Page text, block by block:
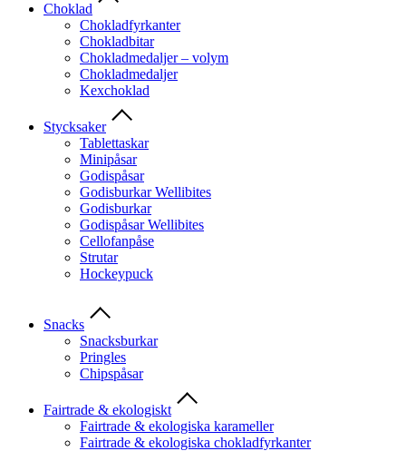
Choklad
Chokladfyrkanter
Chokladbitar
Chokladmedaljer – volym
Chokladmedaljer
Kexchoklad
Stycksaker
Tablettaskar
Minipåsar
Godispåsar
Godisburkar Wellibites
Godisburkar
Godispåsar Wellibites
Cellofanpåse
Strutar
Hockeypuck
Snacks
Snacksburkar
Pringles
Chipspåsar
Fairtrade & ekologiskt
Fairtrade & ekologiska karameller
Fairtrade & ekologiska chokladfyrkanter